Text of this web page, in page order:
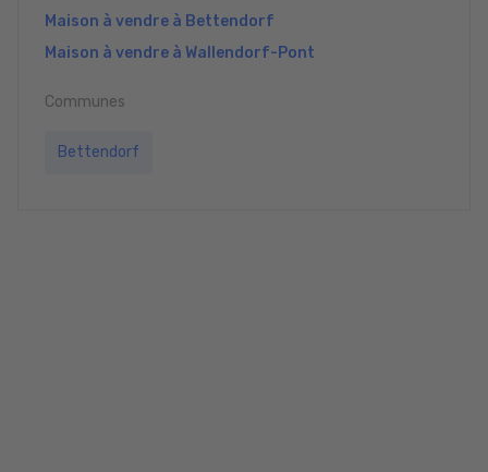
Maison à vendre à Bettendorf
Maison à vendre à Wallendorf-Pont
Communes
Bettendorf